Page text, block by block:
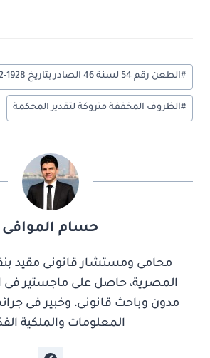
وسوم
المقال:
#الطعن رقم 54 لسنة 46 الصادر بتاريخ 1928-12-06
#الظروف المخففة متروكة لتقدير المحكمة
حسام الموافى
محامى ومستشار قانونى مقيد
المصرية، حاصل على ماجستير فى
مدون وباحث قانونى، وخبير فى
المعلومات والملكية